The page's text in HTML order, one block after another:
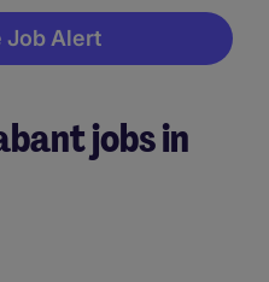
Job Alert
jobs in